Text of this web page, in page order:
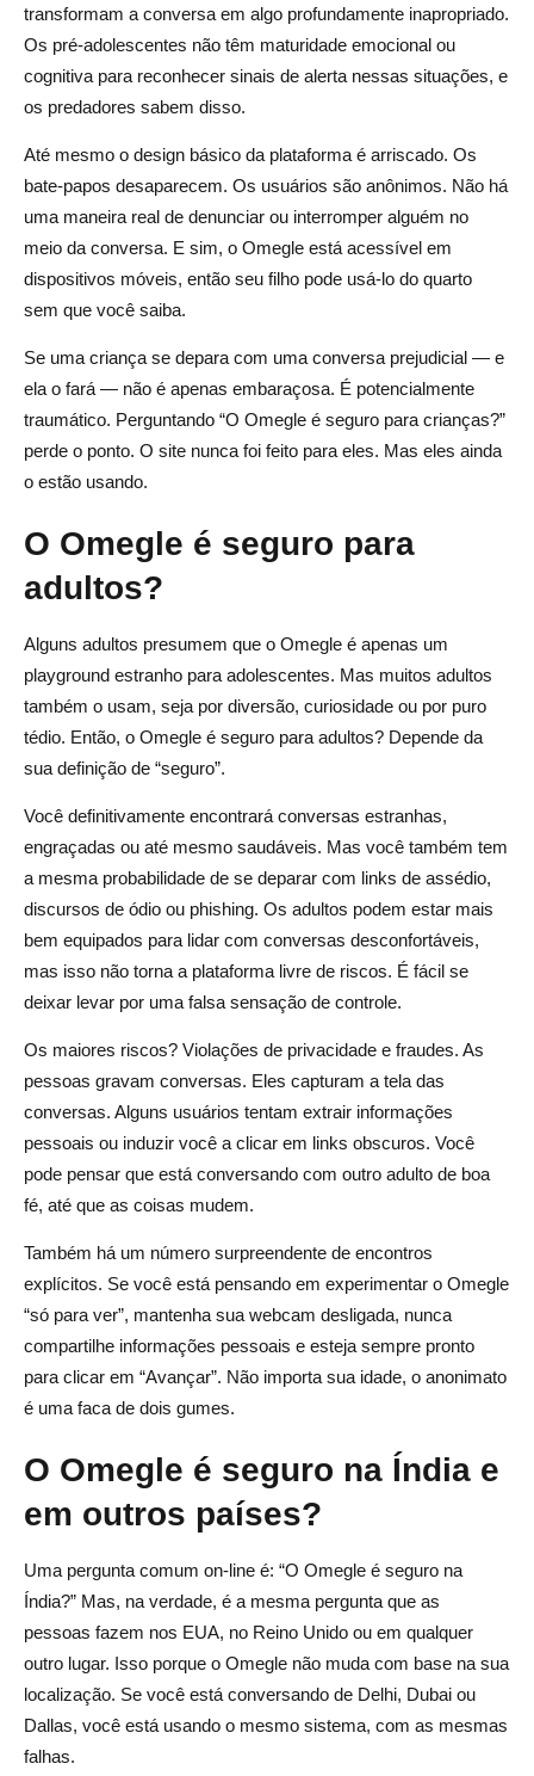
transformam a conversa em algo profundamente inapropriado.
Os pré-adolescentes não têm maturidade emocional ou
cognitiva para reconhecer sinais de alerta nessas situações, e
os predadores sabem disso.
Até mesmo o design básico da plataforma é arriscado. Os
bate-papos desaparecem. Os usuários são anônimos. Não há
uma maneira real de denunciar ou interromper alguém no
meio da conversa. E sim, o Omegle está acessível em
dispositivos móveis, então seu filho pode usá-lo do quarto
sem que você saiba.
Se uma criança se depara com uma conversa prejudicial — e
ela o fará — não é apenas embaraçosa. É potencialmente
traumático. Perguntando “O Omegle é seguro para crianças?”
perde o ponto. O site nunca foi feito para eles. Mas eles ainda
o estão usando.
O Omegle é seguro para
adultos?
Alguns adultos presumem que o Omegle é apenas um
playground estranho para adolescentes. Mas muitos adultos
também o usam, seja por diversão, curiosidade ou por puro
tédio. Então, o Omegle é seguro para adultos? Depende da
sua definição de “seguro”.
Você definitivamente encontrará conversas estranhas,
engraçadas ou até mesmo saudáveis. Mas você também tem
a mesma probabilidade de se deparar com links de assédio,
discursos de ódio ou phishing. Os adultos podem estar mais
bem equipados para lidar com conversas desconfortáveis,
mas isso não torna a plataforma livre de riscos. É fácil se
deixar levar por uma falsa sensação de controle.
Os maiores riscos? Violações de privacidade e fraudes. As
pessoas gravam conversas. Eles capturam a tela das
conversas. Alguns usuários tentam extrair informações
pessoais ou induzir você a clicar em links obscuros. Você
pode pensar que está conversando com outro adulto de boa
fé, até que as coisas mudem.
Também há um número surpreendente de encontros
explícitos. Se você está pensando em experimentar o Omegle
“só para ver”, mantenha sua webcam desligada, nunca
compartilhe informações pessoais e esteja sempre pronto
para clicar em “Avançar”. Não importa sua idade, o anonimato
é uma faca de dois gumes.
O Omegle é seguro na Índia e
em outros países?
Uma pergunta comum on-line é: “O Omegle é seguro na
Índia?” Mas, na verdade, é a mesma pergunta que as
pessoas fazem nos EUA, no Reino Unido ou em qualquer
outro lugar. Isso porque o Omegle não muda com base na sua
localização. Se você está conversando de Delhi, Dubai ou
Dallas, você está usando o mesmo sistema, com as mesmas
falhas.